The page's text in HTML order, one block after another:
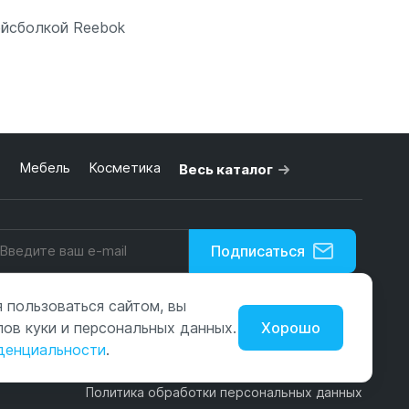
Reebok
Мебель Косметика Весь каталог
Подписаться
Оповещаем о новинках и акциях. Без рекламы и спама.
Политика обработки персональных данных
сайтом, вы
куки и персональных данных.
.
Хорошо